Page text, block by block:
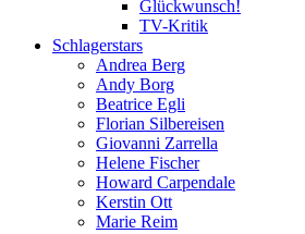
Glückwunsch!
TV-Kritik
Schlagerstars
Andrea Berg
Andy Borg
Beatrice Egli
Florian Silbereisen
Giovanni Zarrella
Helene Fischer
Howard Carpendale
Kerstin Ott
Marie Reim